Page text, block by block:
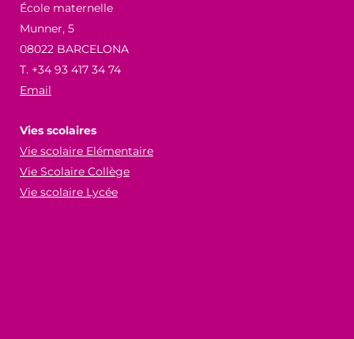
École maternelle
Munner, 5
08022 BARCELONA
T. +34 93 417 34 74
Email
Vies scolaires
Vie scolaire Elémentaire
Vie Scolaire Collège
Vie scolaire Lycée